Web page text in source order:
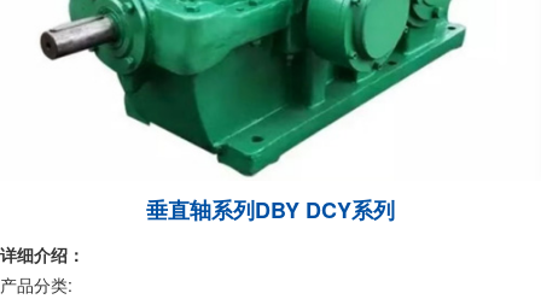
垂直轴系列DBY DCY系列
详细介绍：
产品分类: